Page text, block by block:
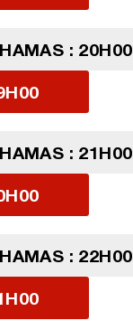
: 20H00
: 21H00
: 22H00